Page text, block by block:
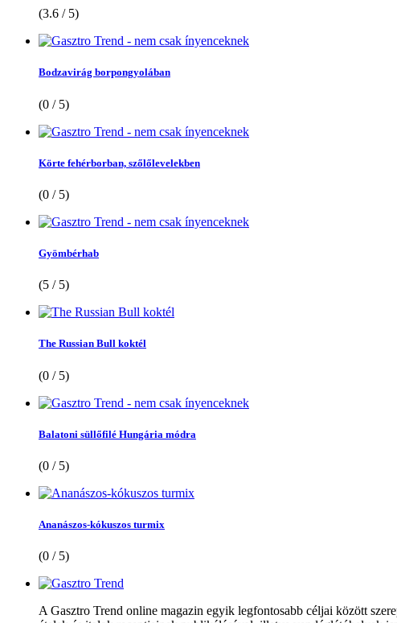
(3.6 / 5)
Bodzavirág borpongyolában
(0 / 5)
Körte fehérborban, szőlőlevelekben
(0 / 5)
Gyömbérhab
(5 / 5)
The Russian Bull koktél
(0 / 5)
Balatoni süllőfilé Hungária módra
(0 / 5)
Ananászos-kókuszos turmix
(0 / 5)
A Gasztro Trend online magazin egyik legfontosabb céljai között